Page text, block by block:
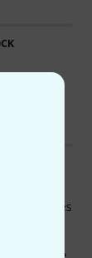
in
- deles
de